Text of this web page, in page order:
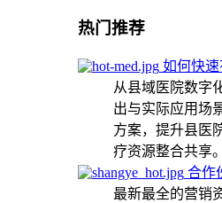
热门推荐
如何快
从县域医院数字
出与实际应用场
方案，提升县医
疗资源整合共享。
合作
最新最全的营销